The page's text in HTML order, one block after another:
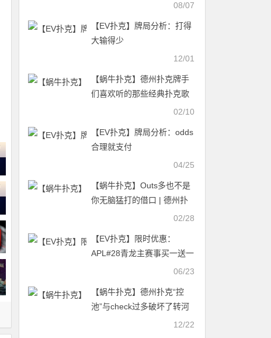
08/07
【EV扑克】牌局分析：打得
大输得少
12/01
【蜗牛扑克】德州扑克牌手
们喜欢听的那些经典扑克歌
02/10
【EV扑克】牌局分析：odds
合理就支付
04/25
【蜗牛扑克】Outs多也不是
你无脑猛打的借口 | 德州扑
02/28
【EV扑克】限时优惠：
APL#28青龙主赛事买一送一
06/23
【蜗牛扑克】德州扑克“控
池”与check过多破坏了转河
12/22